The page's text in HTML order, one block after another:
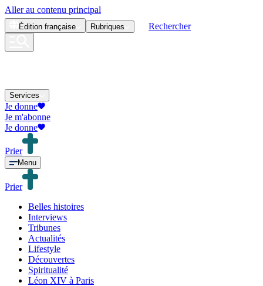
Aller au contenu principal
Édition française Rubriques Rechercher
Services
Je donne
Je m'abonne
Je donne
Prier
Menu
Prier
Belles histoires
Interviews
Tribunes
Actualités
Lifestyle
Découvertes
Spiritualité
Léon XIV à Paris